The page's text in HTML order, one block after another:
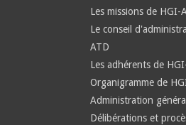
Les missions de HGI-
Le conseil
ATD
Les adhérents de
Organigramme de
Administration
Délibérations et